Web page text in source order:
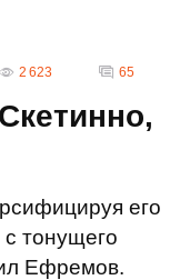
2 623 65
его
тонущего
Ефремов.